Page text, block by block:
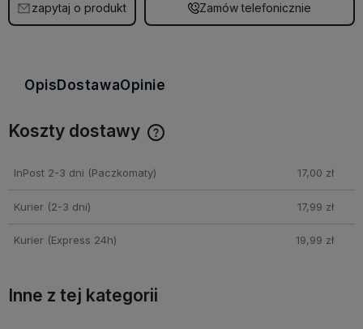
zapytaj o produkt Zamów telefonicznie
Opis DostawaOpinie
Koszty dostawy
InPost 2-3 dni (Paczkomaty) 17,00 zł
Kurier (2-3 dni) 17,99 zł
Kurier (Express 24h) 19,99 zł
Inne z tej kategorii